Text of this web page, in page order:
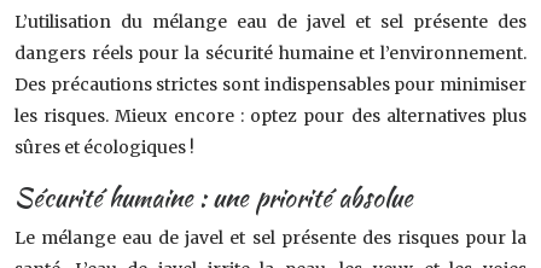
L’utilisation du mélange eau de javel et sel présente des
dangers réels pour la sécurité humaine et l’environnement.
Des précautions strictes sont indispensables pour minimiser
les risques. Mieux encore : optez pour des alternatives plus
sûres et écologiques !
Sécurité humaine : une priorité absolue
Le mélange eau de javel et sel présente des risques pour la